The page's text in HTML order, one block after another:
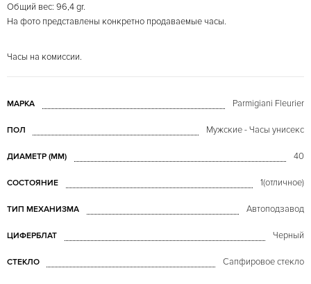
Общий вес: 96,4 gr.
На фото представлены конкретно продаваемые часы.
Часы на комиссии.
МАРКА Parmigiani Fleurier
ПОЛ Мужские - Часы унисекс
ДИАМЕТР (MM) 40
СОСТОЯНИЕ 1(отличное)
ТИП МЕХАНИЗМА Автоподзавод
ЦИФЕРБЛАТ Черный
СТЕКЛО Сапфировое стекло